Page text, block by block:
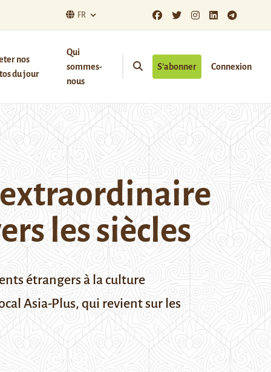
FR
nos
du jour
Qui
sommes-
nous
S’abonner Connexion
les siècles
étrangers à la culture
Asia-Plus, qui revient sur les